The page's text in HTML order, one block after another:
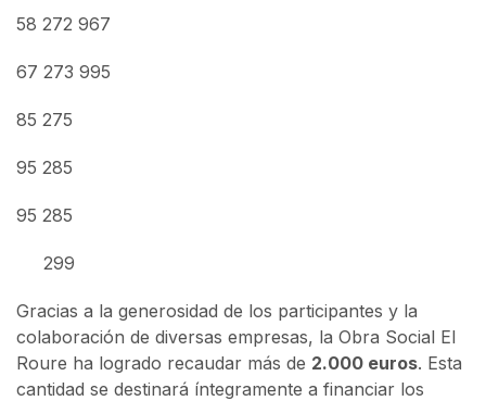
58 272 967
67 273 995
85 275
95 285
95 285
299
Gracias a la generosidad de los participantes y la
colaboración de diversas empresas, la Obra Social El
Roure ha logrado recaudar más de 2.000 euros. Esta
cantidad se destinará íntegramente a financiar los